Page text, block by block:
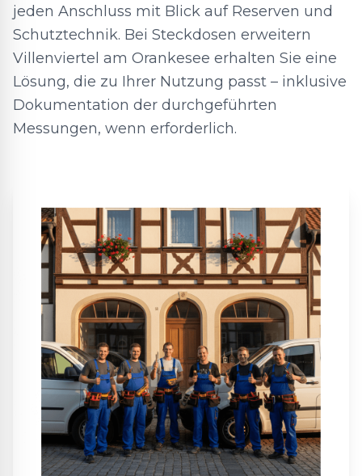
jeden Anschluss mit Blick auf Reserven und
Schutztechnik. Bei Steckdosen erweitern
Villenviertel am Orankesee erhalten Sie eine
Lösung, die zu Ihrer Nutzung passt – inklusive
Dokumentation der durchgeführten
Messungen, wenn erforderlich.